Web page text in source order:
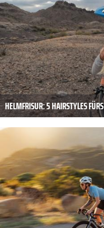
HELMFRISUR: 5 HAIRSTYLES